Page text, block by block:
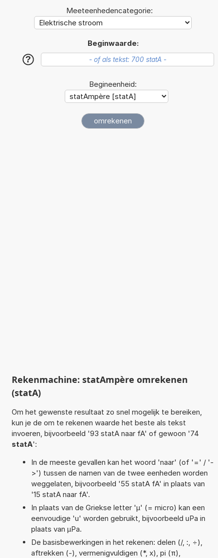
Meeteenhedencategorie:
Beginwaarde:
?
Begineenheid:
Rekenmachine: statAmpère omrekenen
(statA)
Om het gewenste resultaat zo snel mogelijk te bereiken,
kun je de om te rekenen waarde het beste als tekst
invoeren, bijvoorbeeld '93 statA naar fA' of gewoon '74
statA':
In de meeste gevallen kan het woord 'naar' (of '=' / '-
>') tussen de namen van de twee eenheden worden
weggelaten, bijvoorbeeld '55 statA fA' in plaats van
'15 statA naar fA'.
In plaats van de Griekse letter 'µ' (= micro) kan een
eenvoudige 'u' worden gebruikt, bijvoorbeeld uPa in
plaats van µPa.
De basisbewerkingen in het rekenen: delen (/, :, ÷),
aftrekken (-), vermenigvuldigen (*, x), pi (π),